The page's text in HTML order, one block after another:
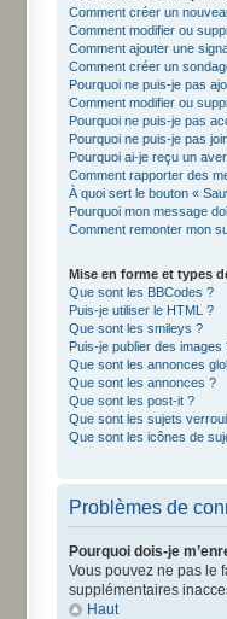
Comment créer un
Comment modifier ou
Comment ajouter une
Comment créer un
Pourquoi ne puis-je pas
Comment modifier ou
Pourquoi ne puis-je pas
Pourquoi ne puis-je pas
Pourquoi ai-je reçu un
Comment rapporter des
À quoi sert le bouton «
Pourquoi mon message
Comment remonter mon
Mise en forme et types
Que sont les BBCodes ?
Puis-je utiliser le HTML ?
Que sont les smileys ?
Puis-je publier des images
Que sont les annonces
Que sont les annonces ?
Que sont les post-it ?
Que sont les sujets
Que sont les icônes de
Problèmes de
Pourquoi dois-je
Vous pouvez ne pas le
supplémentaires
Haut